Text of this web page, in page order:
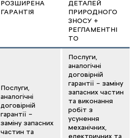
РОЗШИРЕНА
ГАРАНТІЯ
ДЕТАЛЕЙ
ПРИРОДНОГО
ЗНОСУ +
РЕГЛАМЕНТНІ
ТО
Послуги,
аналогічні
договірній
гарантії –
заміну запасних
частин та
Послуги,
аналогічні
договірній
гарантії – заміну
запасних частин
та виконання
робіт з
усунення
механічних,
електричних та